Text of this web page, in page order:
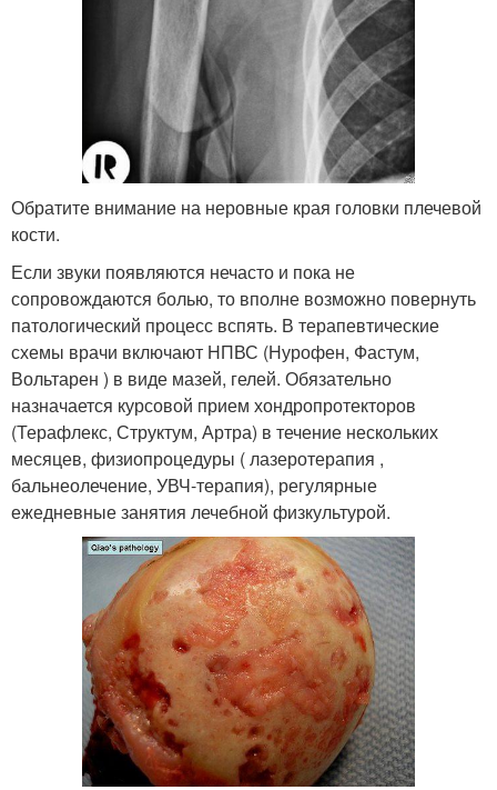
Обратите внимание на неровные края головки плечевой
кости.
Если звуки появляются нечасто и пока не
сопровождаются болью, то вполне возможно повернуть
патологический процесс вспять. В терапевтические
схемы врачи включают НПВС (Нурофен, Фастум,
Вольтарен ) в виде мазей, гелей. Обязательно
назначается курсовой прием хондропротекторов
(Терафлекс, Структум, Артра) в течение нескольких
месяцев, физиопроцедуры ( лазеротерапия ,
бальнеолечение, УВЧ-терапия), регулярные
ежедневные занятия лечебной физкультурой.